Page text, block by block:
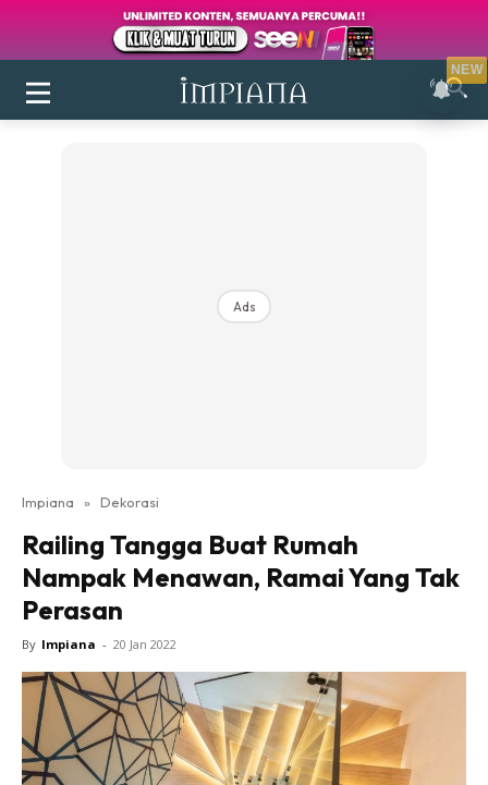
Login|Register
Ruang Makan
Ruang Tamu
Direktori
Interior Design
Landskap
DIY
Bilik Air
Bilik Tidur
Ads
Impiana » Dekorasi
Railing Tangga Buat Rumah
Nampak Menawan, Ramai Yang Tak
Perasan
By Impiana - 20 Jan 2022
NEW